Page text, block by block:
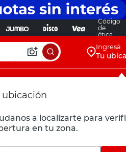
Código
de
ética
Ingresá
Tu
ubicación
a localizarte para
en tu zona.
Reflejar